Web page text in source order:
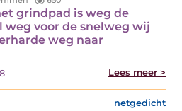
grindpad is weg de
weg voor de snelweg wij
weg naar
Lees meer >
netgedicht